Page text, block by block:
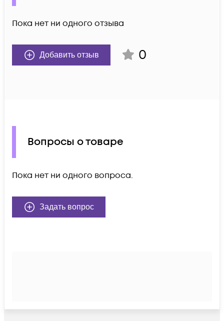
Пока нет ни одного отзыва
Добавить отзыв 0
Вопросы о товаре
Пока нет ни одного вопроса.
Задать вопрос